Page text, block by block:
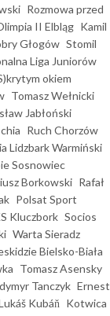
Rozmowa przed
II Elbląg Kamil
Głogów Stomil
Liga Juniorów
okiem
Tomasz Wełnicki
Jabłoński
Ruch Chorzów
Lidzbark Warmiński
Sosnowiec
Borkowski Rafał
Polsat Sport
Kluczbork Socios
Warta Sieradz
Bielsko-Biała
Tomasz Asensky
Tanczyk Ernest
Kubáň Kotwica